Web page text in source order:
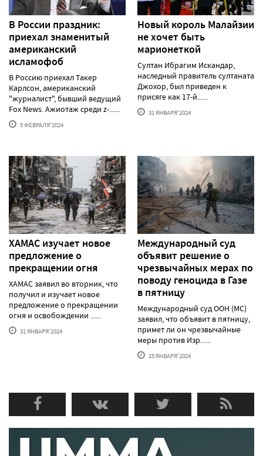
В России праздник:
приехал знаменитый
американский
исламофоб
В Россию приехал Такер
Карлсон, американский
"журналист", бывший ведущий
Fox News. Ажиотаж среди z-......
5 ФЕВРАЛЯ'2024
Новый король Малайзии
не хочет быть
марионеткой
Султан Ибрагим Искандар,
наследный правитель султаната
Джохор, был приведен к
присяге как 17-й......
31 ЯНВАРЯ'2024
ХАМАС изучает новое
предложение о
прекращении огня
ХАМАС заявил во вторник, что
получил и изучает новое
предложение о прекращении
огня и освобождении ......
31 ЯНВАРЯ'2024
Международный суд
объявит решение о
чрезвычайных мерах по
поводу геноцида в Газе
в пятницу
Международный суд ООН (МС)
заявил, что объявит в пятницу,
примет ли он чрезвычайные
меры против Изр......
25 ЯНВАРЯ'2024